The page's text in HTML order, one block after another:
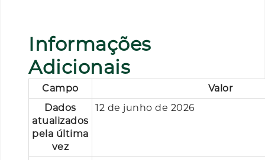
Informações
Adicionais
Campo
Valor
Dados
atualizados
pela última
vez
12 de junho de 2026